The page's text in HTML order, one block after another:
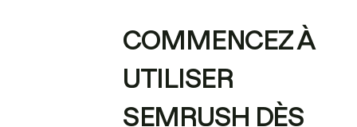
COMMENCEZ À
UTILISER
SEMRUSH DÈS